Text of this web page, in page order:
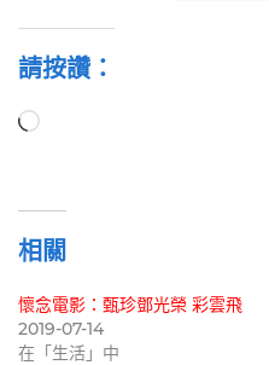
請按讚：
正
相關
懷念電影：甄珍鄧光榮 彩雲飛
2019-07-14
在「生活」中